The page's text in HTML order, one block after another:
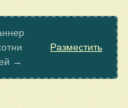
→
Разместить